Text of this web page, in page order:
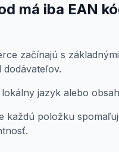
má iba EAN
začínajú s
jazyk alebo
každú položku